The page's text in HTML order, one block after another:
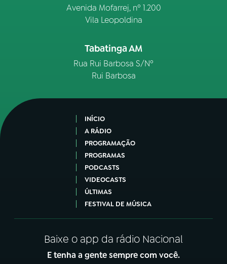
Avenida Mofarrej, nº 1.200
Vila Leopoldina
Tabatinga AM
Rua Rui Barbosa S/Nº
Rui Barbosa
INÍCIO
A RÁDIO
PROGRAMAÇÃO
PROGRAMAS
PODCASTS
VIDEOCASTS
ÚLTIMAS
FESTIVAL DE MÚSICA
Baixe o app da rádio Nacional
E tenha a gente sempre com você.